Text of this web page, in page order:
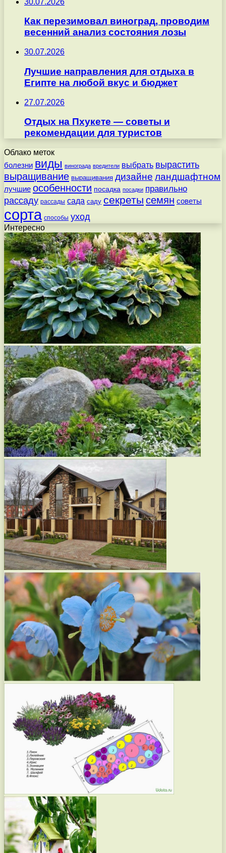
Как перезимовал виноград, проводим
весенний анализ состояния лозы
30.07.2026
Лучшие направления для отдыха в
Египте на любой вкус и бюджет
27.07.2026
Отдых на Пхукете — советы и
рекомендации для туристов
Облако меток
болезни виды винограда вредители выбрать вырастить
выращивание выращивания дизайне ландшафтном
лучшие особенности посадка посадки правильно
рассаду рассады сада саду секреты семян советы
сорта способы уход
Интересно